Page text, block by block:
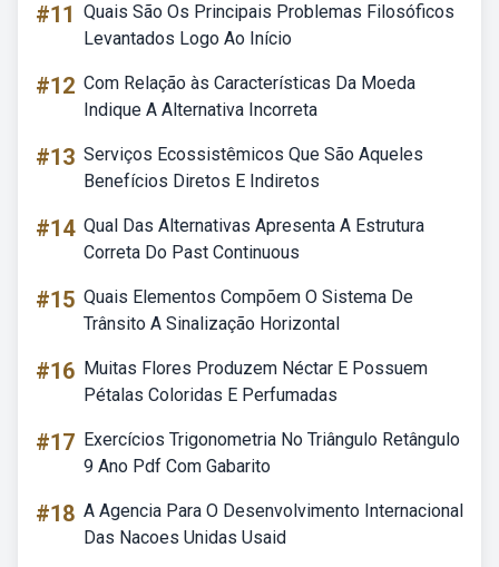
#11 Quais São Os Principais Problemas Filosóficos
Levantados Logo Ao Início
#12 Com Relação às Características Da Moeda
Indique A Alternativa Incorreta
#13 Serviços Ecossistêmicos Que São Aqueles
Benefícios Diretos E Indiretos
#14 Qual Das Alternativas Apresenta A Estrutura
Correta Do Past Continuous
#15 Quais Elementos Compõem O Sistema De
Trânsito A Sinalização Horizontal
#16 Muitas Flores Produzem Néctar E Possuem
Pétalas Coloridas E Perfumadas
#17 Exercícios Trigonometria No Triângulo Retângulo
9 Ano Pdf Com Gabarito
#18 A Agencia Para O Desenvolvimento Internacional
Das Nacoes Unidas Usaid